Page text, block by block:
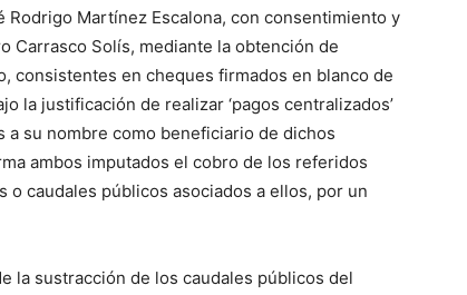
Martínez Escalona, con consentimiento y
Carrasco Solís, mediante la obtención de
consistentes en cheques firmados en blanco de
la justificación de realizar ‘pagos centralizados’
su nombre como beneficiario de dichos
ambos imputados el cobro de los referidos
caudales públicos asociados a ellos, por un
la sustracción de los caudales públicos del